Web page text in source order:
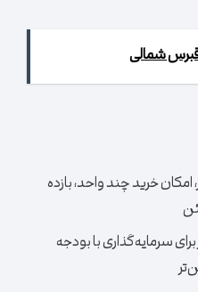
قبرس شمالی
امکان خرید چند واحد، بازده
برای سرمایه‌گذاری با بودجه